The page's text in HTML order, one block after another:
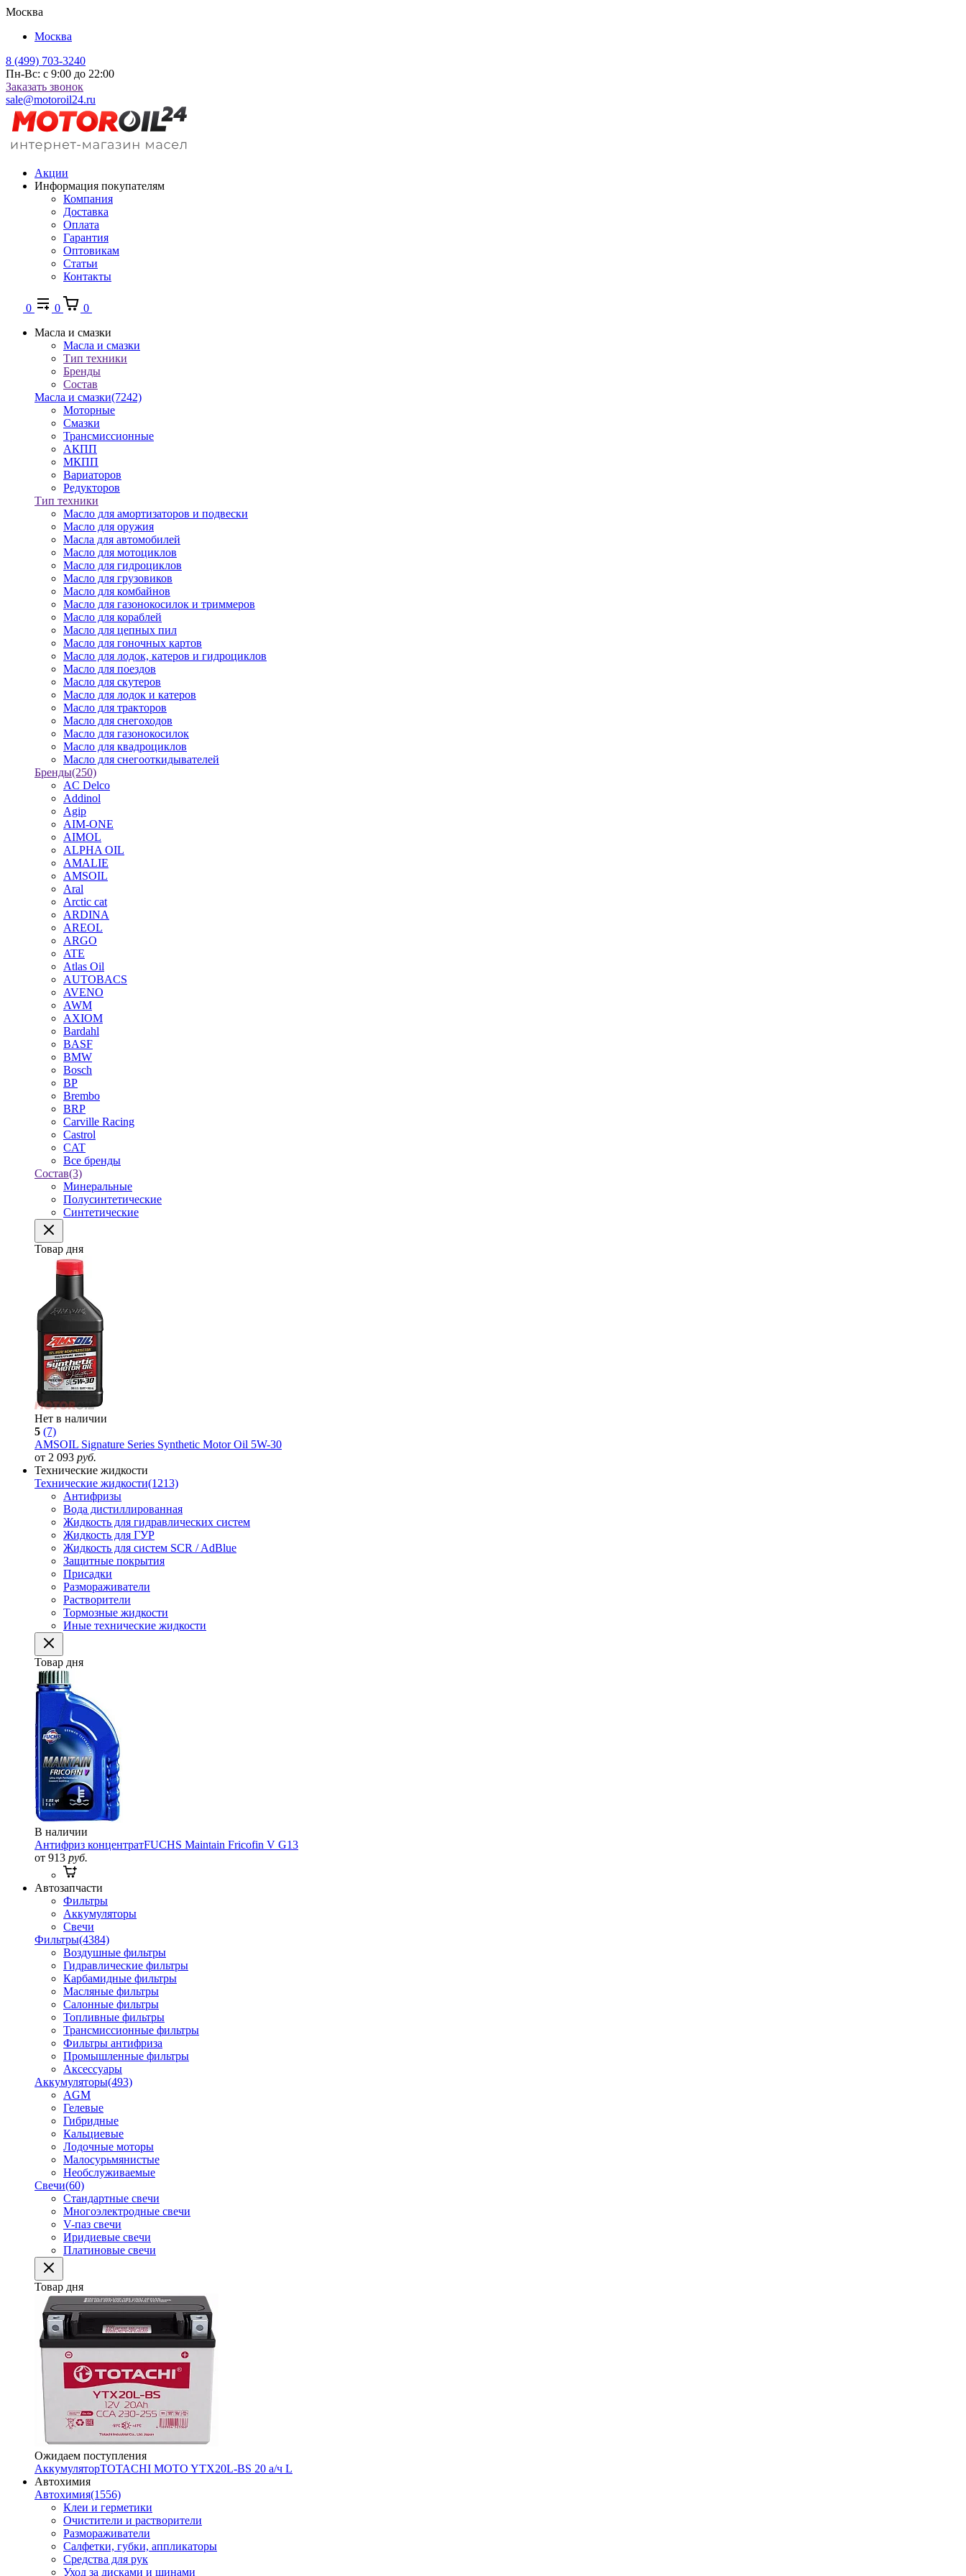
Москва
Москва
8 (499) 703-3240
Пн-Вс: с 9:00 до 22:00
Заказать звонок
sale@motoroil24.ru
Акции
Информация покупателям
Компания
Доставка
Оплата
Гарантия
Оптовикам
Статьи
Контакты
0 0
0
Масла и смазки
Масла и смазки
Тип техники
Бренды
Состав
Масла и смазки(7242)
Моторные
Смазки
Трансмиссионные
АКПП
МКПП
Вариаторов
Редукторов
Тип техники
Масло для амортизаторов и подвески
Масло для оружия
Масла для автомобилей
Масло для мотоциклов
Масло для гидроциклов
Масло для грузовиков
Масло для комбайнов
Масло для газонокосилок и триммеров
Масло для кораблей
Масло для цепных пил
Масло для гоночных картов
Масло для лодок, катеров и гидроциклов
Масло для поездов
Масло для скутеров
Масло для лодок и катеров
Масло для тракторов
Масло для снегоходов
Масло для газонокосилок
Масло для квадроциклов
Масло для снегооткидывателей
Бренды(250)
AC Delco
Addinol
Agip
AIM-ONE
AIMOL
ALPHA OIL
AMALIE
AMSOIL
Aral
Arctic cat
ARDINA
AREOL
ARGO
ATE
Atlas Oil
AUTOBACS
AVENO
AWM
AXIOM
Bardahl
BASF
BMW
Bosch
BP
Brembo
BRP
Carville Racing
Castrol
CAT
Все бренды
Состав(3)
Минеральные
Полусинтетические
Синтетические
Товар дня
Нет в наличии
5 (7)
AMSOIL Signature Series Synthetic Motor Oil 5W-30
от 2 093 руб.
Технические жидкости
Технические жидкости(1213)
Антифризы
Вода дистиллированная
Жидкость для гидравлических систем
Жидкость для ГУР
Жидкость для систем SCR / AdBlue
Защитные покрытия
Присадки
Размораживатели
Растворители
Тормозные жидкости
Иные технические жидкости
Товар дня
В наличии
Антифриз концентратFUCHS Maintain Fricofin V G13
от 913 руб.
Автозапчасти
Фильтры
Аккумуляторы
Свечи
Фильтры(4384)
Воздушные фильтры
Гидравлические фильтры
Карбамидные фильтры
Масляные фильтры
Салонные фильтры
Топливные фильтры
Трансмиссионные фильтры
Фильтры антифриза
Промышленные фильтры
Аксессуары
Аккумуляторы(493)
AGM
Гелевые
Гибридные
Кальциевые
Лодочные моторы
Малосурьмянистые
Необслуживаемые
Свечи(60)
Стандартные свечи
Многоэлектродные свечи
V-паз свечи
Иридиевые свечи
Платиновые свечи
Товар дня
Ожидаем поступления
АккумуляторTOTACHI MOTO YTX20L-BS 20 а/ч L
Автохимия
Автохимия(1556)
Клеи и герметики
Очистители и растворители
Размораживатели
Салфетки, губки, аппликаторы
Средства для рук
Уход за дисками и шинами